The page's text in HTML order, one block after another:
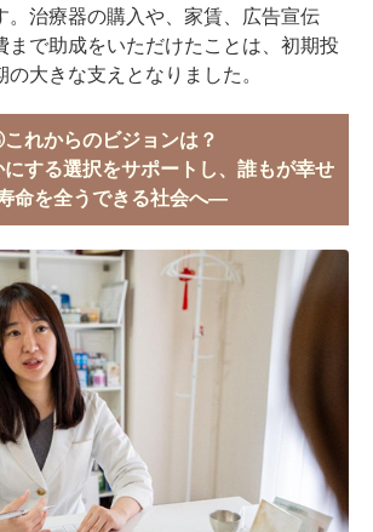
。治療器の購入や、家賃、広告宣伝
まで助成をいただけたことは、初期投
大きな支えとなりました。
れからのビジョンは？
する選択をサポートし、誰もが幸せ
命を全うできる社会へ―